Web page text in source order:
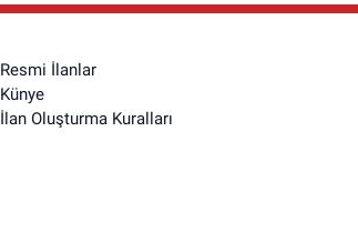
Resmi İlanlar
Künye
İlan Oluşturma Kuralları